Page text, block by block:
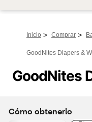
Inicio > Comprar >
GoodNites Diapers &
GoodNites
Cómo obtenerlo